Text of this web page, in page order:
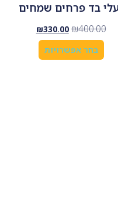
בד פרחים שמחים
₪400.00
₪330.00
בחר אפשרויות